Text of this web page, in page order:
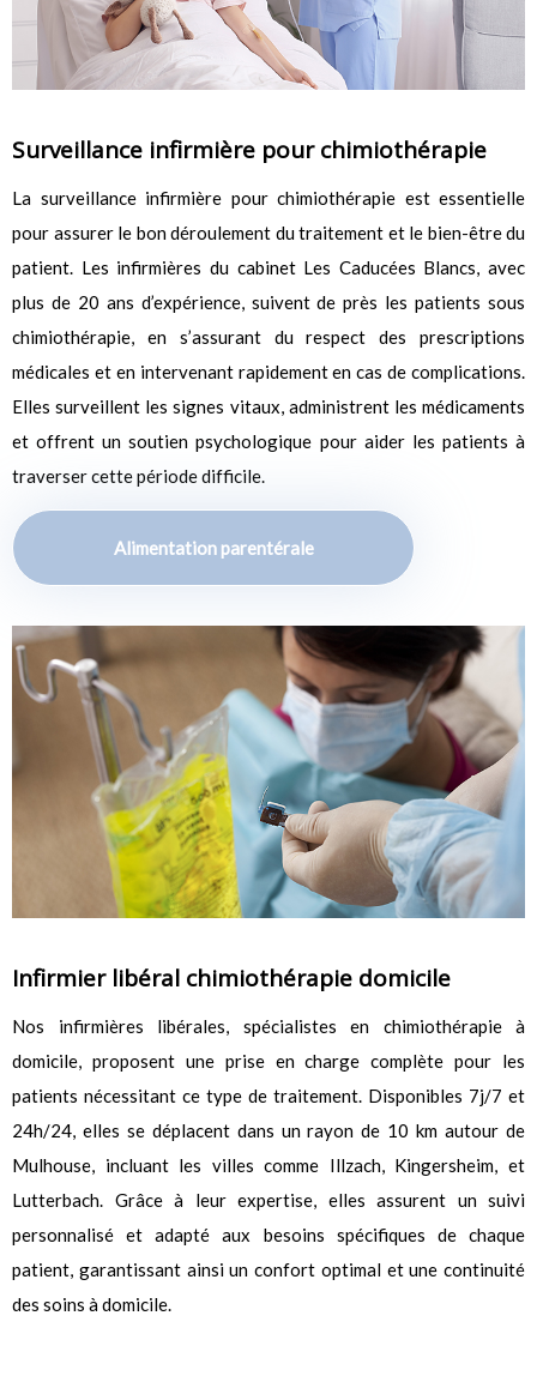
Surveillance infirmière pour chimiothérapie
La surveillance infirmière pour chimiothérapie est essentielle
pour assurer le bon déroulement du traitement et le bien-être du
patient. Les infirmières du cabinet Les Caducées Blancs, avec
plus de 20 ans d’expérience, suivent de près les patients sous
chimiothérapie, en s’assurant du respect des prescriptions
médicales et en intervenant rapidement en cas de complications.
Elles surveillent les signes vitaux, administrent les médicaments
et offrent un soutien psychologique pour aider les patients à
traverser cette période difficile.
Alimentation parentérale
Infirmier libéral chimiothérapie domicile
Nos infirmières libérales, spécialistes en chimiothérapie à
domicile, proposent une prise en charge complète pour les
patients nécessitant ce type de traitement. Disponibles 7j/7 et
24h/24, elles se déplacent dans un rayon de 10 km autour de
Mulhouse, incluant les villes comme Illzach, Kingersheim, et
Lutterbach. Grâce à leur expertise, elles assurent un suivi
personnalisé et adapté aux besoins spécifiques de chaque
patient, garantissant ainsi un confort optimal et une continuité
des soins à domicile.